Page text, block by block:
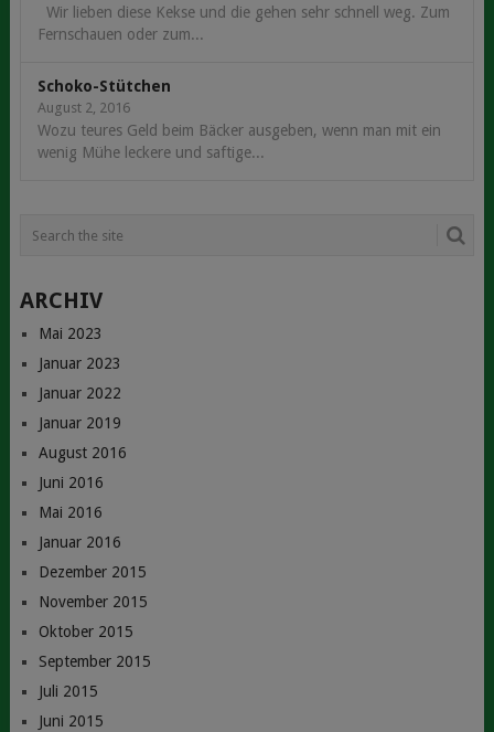
Wir lieben diese Kekse und die gehen sehr schnell weg. Zum
Fernschauen oder zum...
Schoko-Stütchen
August 2, 2016
Wozu teures Geld beim Bäcker ausgeben, wenn man mit ein
wenig Mühe leckere und saftige...
ARCHIV
Mai 2023
Januar 2023
Januar 2022
Januar 2019
August 2016
Juni 2016
Mai 2016
Januar 2016
Dezember 2015
November 2015
Oktober 2015
September 2015
Juli 2015
Juni 2015